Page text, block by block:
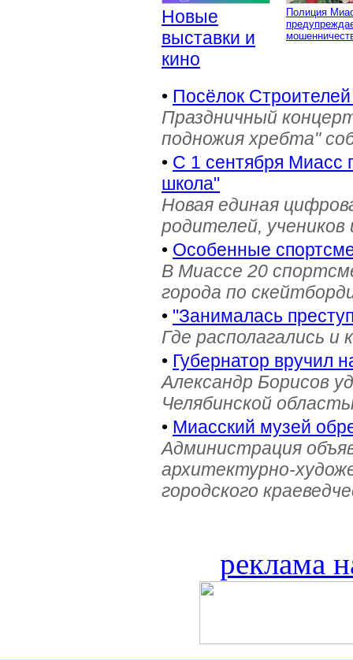
Новые
выставки и
кино
Полиция
• Посёлок
Праздничный
подножия хребта"
• С 1 сентября Миасс
школа"
Новая единая
родителей, учеников
• Особенные
В Миассе 20
города по
• "Занималась
Где располагались и
• Губернатор вручил
Александр Борисов
Челябинской
• Миасский музей
Администрация
архитектурно-
городского
реклама